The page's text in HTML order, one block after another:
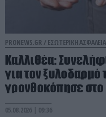
PRONEWS.GR / ΕΣΩΤΕΡΙΚΗ ΑΣΦΑΛΕΙΑ
Καλλιθέα:
για τον ξυλοδαρμό
γρονθοκόπησε
05.08.2026 | 09:36